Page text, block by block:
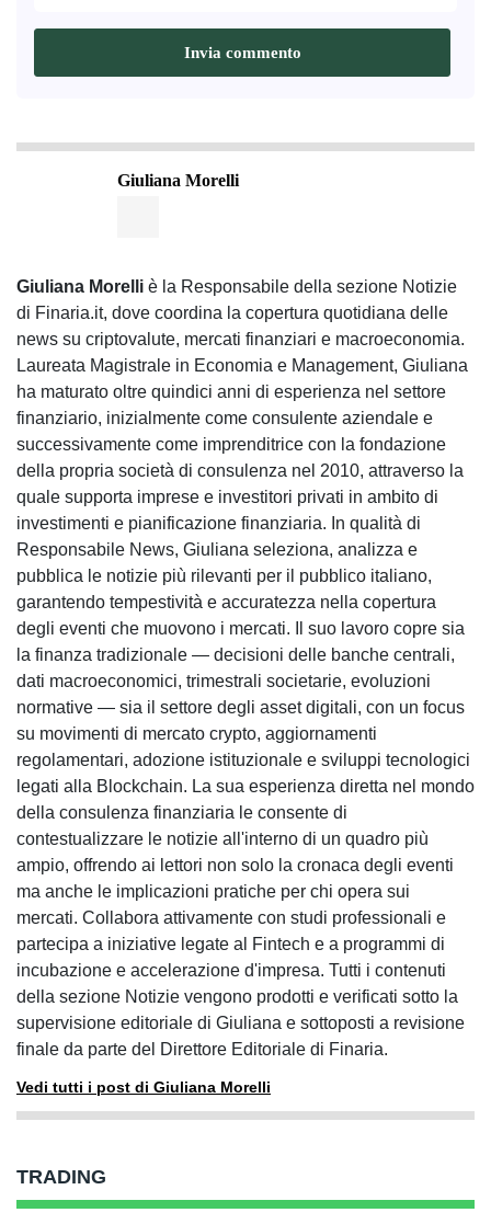
Giuliana Morelli
Giuliana Morelli è la Responsabile della sezione Notizie
di Finaria.it, dove coordina la copertura quotidiana delle
news su criptovalute, mercati finanziari e macroeconomia.
Laureata Magistrale in Economia e Management, Giuliana
ha maturato oltre quindici anni di esperienza nel settore
finanziario, inizialmente come consulente aziendale e
successivamente come imprenditrice con la fondazione
della propria società di consulenza nel 2010, attraverso la
quale supporta imprese e investitori privati in ambito di
investimenti e pianificazione finanziaria. In qualità di
Responsabile News, Giuliana seleziona, analizza e
pubblica le notizie più rilevanti per il pubblico italiano,
garantendo tempestività e accuratezza nella copertura
degli eventi che muovono i mercati. Il suo lavoro copre sia
la finanza tradizionale — decisioni delle banche centrali,
dati macroeconomici, trimestrali societarie, evoluzioni
normative — sia il settore degli asset digitali, con un focus
su movimenti di mercato crypto, aggiornamenti
regolamentari, adozione istituzionale e sviluppi tecnologici
legati alla Blockchain. La sua esperienza diretta nel mondo
della consulenza finanziaria le consente di
contestualizzare le notizie all'interno di un quadro più
ampio, offrendo ai lettori non solo la cronaca degli eventi
ma anche le implicazioni pratiche per chi opera sui
mercati. Collabora attivamente con studi professionali e
partecipa a iniziative legate al Fintech e a programmi di
incubazione e accelerazione d'impresa. Tutti i contenuti
della sezione Notizie vengono prodotti e verificati sotto la
supervisione editoriale di Giuliana e sottoposti a revisione
finale da parte del Direttore Editoriale di Finaria.
Vedi tutti i post di Giuliana Morelli
TRADING